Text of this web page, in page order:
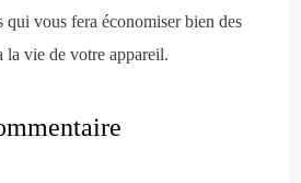
qui vous fera économiser bien des
la vie de votre appareil.